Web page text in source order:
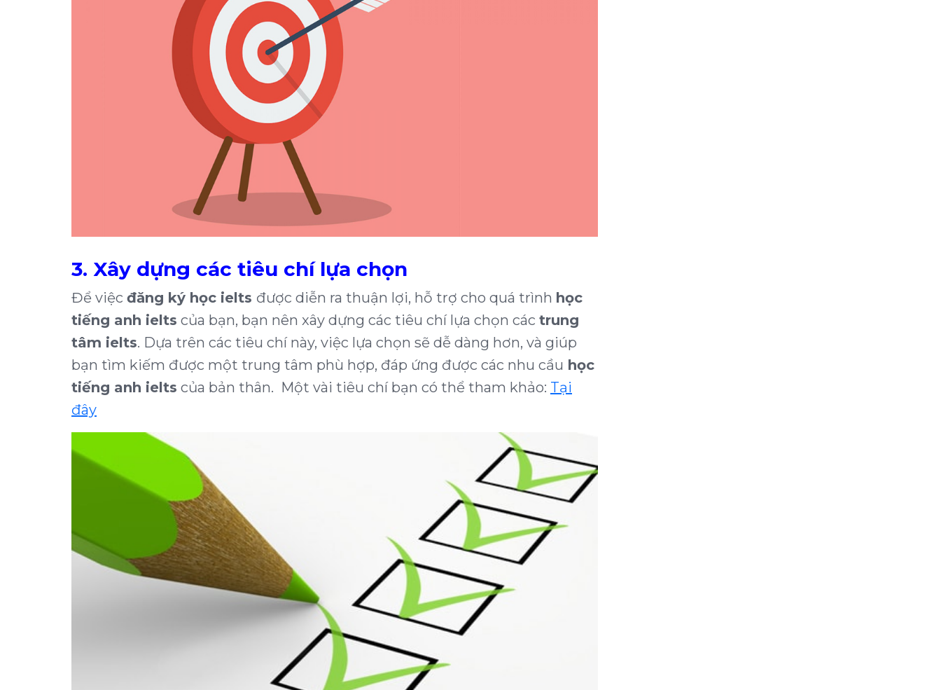
3. Xây dựng các tiêu chí lựa chọn
Để việc đăng ký học ielts được diễn ra thuận lợi, hỗ trợ cho quá trình học
tiếng anh ielts của bạn, bạn nên xây dựng các tiêu chí lựa chọn các trung
tâm ielts. Dựa trên các tiêu chí này, việc lựa chọn sẽ dễ dàng hơn, và giúp
bạn tìm kiếm được một trung tâm phù hợp, đáp ứng được các nhu cầu học
tiếng anh ielts của bản thân. Một vài tiêu chí bạn có thể tham khảo: Tại
đây